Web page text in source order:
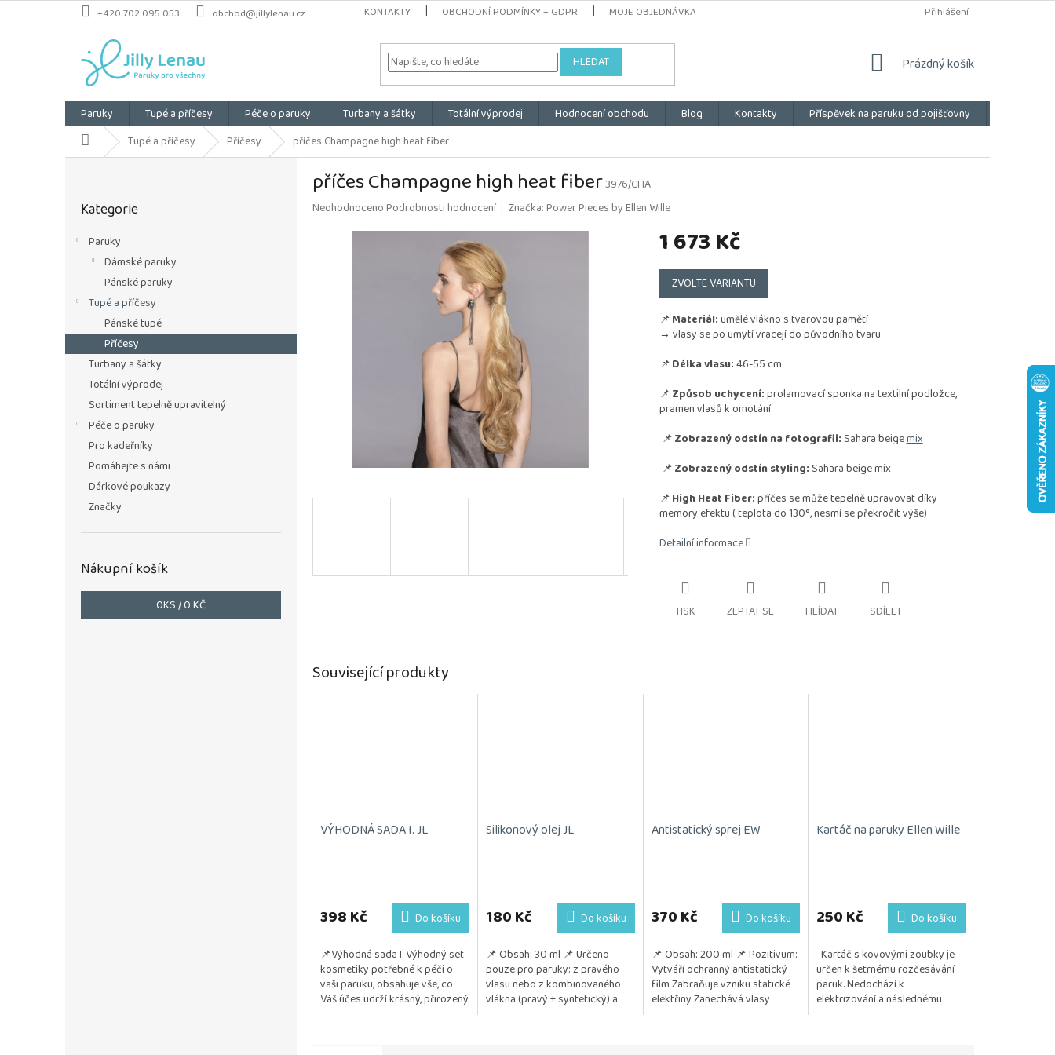
Přejít
na
+420 702 095 053 obchod@jillylenau.cz KONTAKTY OBCHODNÍ PODMÍNKY + GDPR MOJE OBJEDNÁVKA Přihlášení
HLEDAT
NÁKUPNÍ
Prázdný košík
Paruky Tupé a příčesy Péče o paruky Turbany a šátky Totální výprodej Hodnocení obchodu Blog Kontakty Příspěvek na paruku od pojišťovny
Domů Tupé a příčesy Příčesy příčes Champagne high heat fiber
P
a
n
kategorie
Kategorie
Paruky
Dámské paruky
Pánské paruky
Tupé a příčesy
Pánské tupé
Příčesy
Turbany a šátky
Totální výprodej
Sortiment tepelně upravitelný
Péče o paruky
Pro kadeřníky
Pomáhejte s námi
Dárkové poukazy
Značky
Nákupní košík
0KS /0 KČ
příčes Champagne high heat fiber3976/CHA
Průměrné
NeohodnocenoPodrobnosti hodnocení Značka:Power Pieces by Ellen Wille
1 673 Kč
Měrná
cena:
ZVOLTE VARIANTU
📌Materiál:umělé vlákno s tvarovou pamětí
→ vlasy se po umytí vracejí do původního tvaru
📌Délka vlasu:46-55 cm
📌Způsob uchycení:prolamovací sponka na textilní podložce,
pramen vlasů k omotání
📌Zobrazený odstín na fotografii: Sahara beigemix
📌Zobrazený odstín styling: Sahara beige mix
📌High Heat Fiber:příčes se může tepelně upravovat díky
memory efektu( teplota do 130°, nesmí se překročit výše)
Detailní informace
TISK ZEPTAT SE HLÍDAT SDÍLET
Související produkty
VÝHODNÁ SADA I. JL
398 Kč Do košíku
📌Výhodná sada I. Výhodný set
kosmetiky potřebné k péči o
vaši paruku, obsahuje vše, co
Váš účes udrží krásný, přirozený
Silikonový olej JL
180 Kč Do košíku
📌 Obsah: 30 ml 📌 Určeno
pouze pro paruky: z pravého
vlasu nebo z kombinovaného
vlákna (pravý + syntetický) a
Antistatický sprej EW
370 Kč Do košíku
📌 Obsah: 200 ml 📌 Pozitivum:
Vytváří ochranný antistatický
film Zabraňuje vzniku statické
elektřiny Zanechává vlasy
Kartáč na paruky Ellen Wille
produktu
je
z
5
hvězdiček.
250 Kč Do košíku
Kartáč s kovovými zoubky je
určen k šetrnému rozčesávání
paruk. Nedochází k
elektrizování a následnému